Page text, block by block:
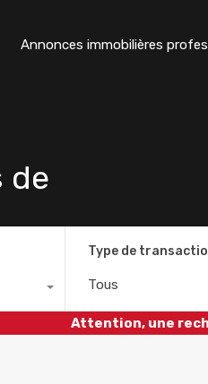
Annonces immobilières
de
Type de
Tous
Attention, une